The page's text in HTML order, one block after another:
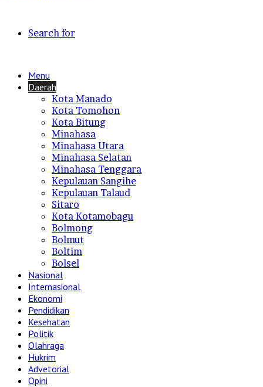
Search for
Menu
Daerah
Kota Manado
Kota Tomohon
Kota Bitung
Minahasa
Minahasa Utara
Minahasa Selatan
Minahasa Tenggara
Kepulauan Sangihe
Kepulauan Talaud
Sitaro
Kota Kotamobagu
Bolmong
Bolmut
Boltim
Bolsel
Nasional
Internasional
Ekonomi
Pendidikan
Kesehatan
Politik
Olahraga
Hukrim
Advetorial
Opini